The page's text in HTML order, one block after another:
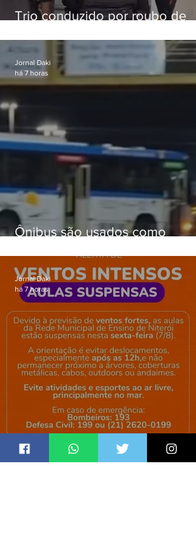
Trio conduzido por roubo de
passagens
Ônibus são usados como
Gardênia Azul
Jornal Daki
há 7 horas
Niterói suspende aulas de rede
municipal por previsão de
Jornal Daki
há 7 horas